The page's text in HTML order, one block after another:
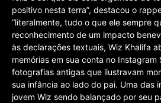
positivo nesta terra”, destacou o
“literalmente, tudo o que ele sempre
reconhecimento de um impacto
às declarações textuais, Wiz Khalifa
memórias em sua conta no
fotografias antigas que ilustravam
sua infância ao lado do pai. Uma das
jovem Wiz sendo balançado por seu